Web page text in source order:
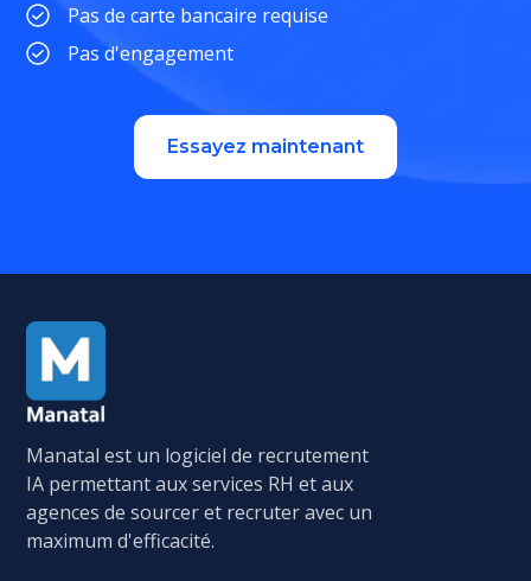
Pas de carte bancaire requise
Pas d'engagement
Essayez maintenant
Manatal est un logiciel de recrutement
IA permettant aux services RH et aux
agences de sourcer et recruter avec un
maximum d'efficacité.